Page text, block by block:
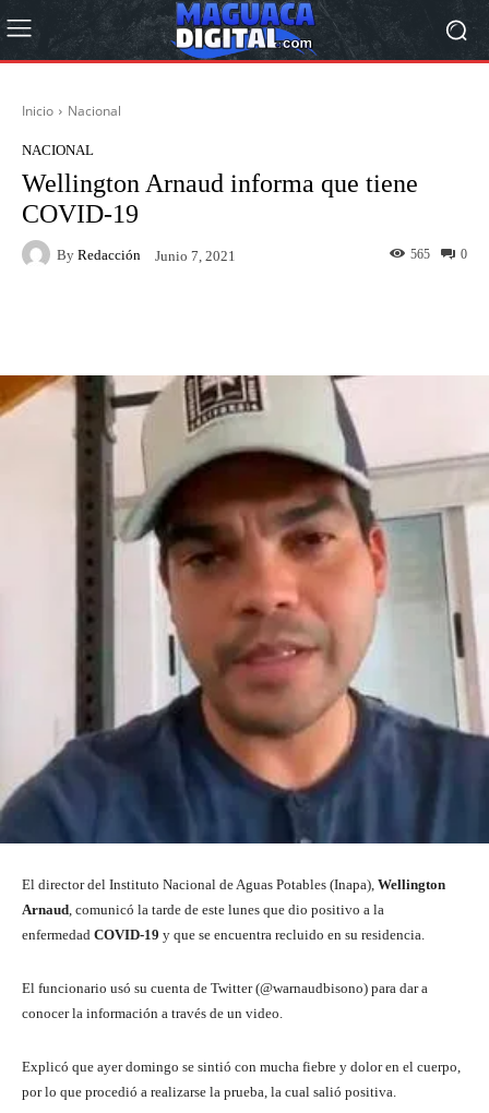
Inicio Nacional
NACIONAL
Wellington Arnaud informa que tiene
COVID-19
By Redacción Junio 7, 2021 0
565
El director del Instituto Nacional de Aguas Potables (Inapa), Wellington
Arnaud , comunicó la tarde de este lunes que dio positivo a la
enfermedad COVID-19 y que se encuentra recluido en su residencia.
El funcionario usó su cuenta de Twitter (@warnaudbisono) para dar a
conocer la información a través de un video.
Explicó que ayer domingo se sintió con mucha fiebre y dolor en el cuerpo,
por lo que procedió a realizarse la prueba, la cual salió positiva.